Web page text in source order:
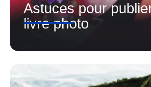
Astuces pour
livre photo